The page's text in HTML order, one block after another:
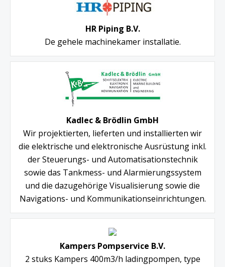
HR Piping B.V.
De gehele machinekamer installatie.
Kadlec & Brödlin GmbH
Wir projektierten, lieferten und installierten wir
die elektrische und elektronische Ausrüstung inkl.
der Steuerungs- und Automatisationstechnik
sowie das Tankmess- und Alarmierungssystem
und die dazugehörige Visualisierung sowie die
Navigations- und Kommunikationseinrichtungen.
Kampers Pompservice B.V.
2 stuks Kampers 400m3/h ladingpompen, type